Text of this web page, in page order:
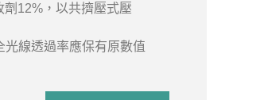
12%，以共擠壓式壓
線透過率應保有原數值